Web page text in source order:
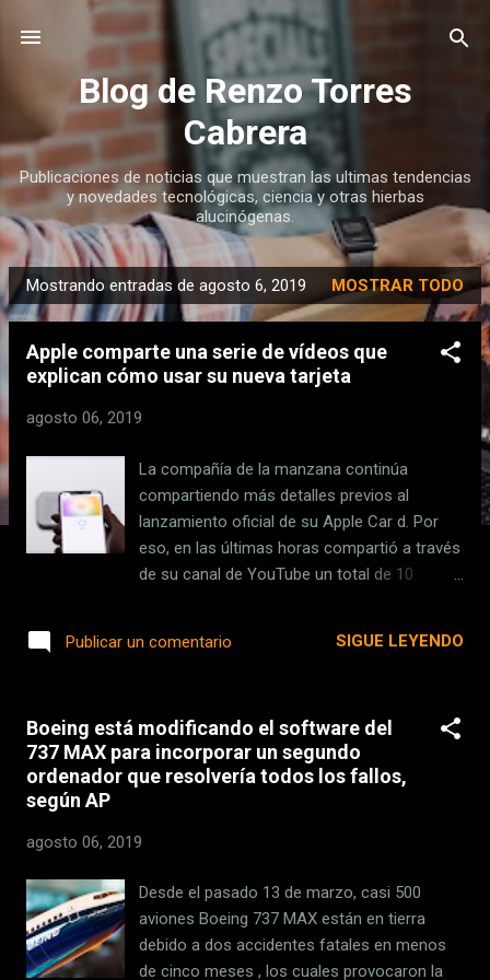
Ir al contenido principal
Blog de Renzo Torres
Cabrera
Publicaciones de noticias que muestran las ultimas tendencias
y novedades tecnológicas, ciencia y otras hierbas
alucinógenas.
E
n
Mostrando entradas de agosto 6, 2019 MOSTRAR TODO
Apple comparte una serie de vídeos que
explican cómo usar su nueva tarjeta
agosto 06, 2019
La compañía de la manzana continúa
compartiendo más detalles previos al
lanzamiento oficial de su Apple Car d. Por
eso, en las últimas horas compartió a través
de su canal de YouTube un total de 10
iniciado la Vista previa de Apple Card con un
el lanzamiento de la tarjeta. Por lo anterior,
estos usuarios ahora pueden solicitar la
tarjeta en su aplicación Wallet y solicitar una
está cada vez más cerca: activan los sitios
algunos usuarios Por el momento, Apple no
ha revelado exactamente cuántas personas
forman parte de su "despliegue de vista
previa" , pero se espera un despliegue
Publicar un comentario SIGUE LEYENDO
Boeing está modificando el software del
737 MAX para incorporar un segundo
ordenador que resolvería todos los fallos,
según AP
agosto 06, 2019
Desde el pasado 13 de marzo, casi 500
aviones Boeing 737 MAX están en tierra
debido a dos accidentes fatales en menos
de cinco meses , los cuales provocaron la